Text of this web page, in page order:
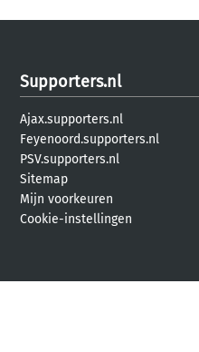
Supporters.nl
Ajax.supporters.nl
Feyenoord.supporters.nl
PSV.supporters.nl
Sitemap
Mijn voorkeuren
Cookie-instellingen